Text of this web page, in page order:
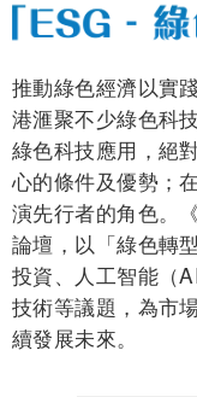
推動綠色經濟以實
港滙聚不少綠色科
綠色科技應用，絕
心的條件及優勢；
演先行者的角色。
論壇，以「綠色轉
投資、人工智能（
技術等議題，為市
續發展未來。